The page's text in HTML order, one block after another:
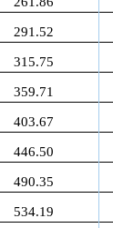
291.52
315.75
359.71
403.67
446.50
490.35
534.19